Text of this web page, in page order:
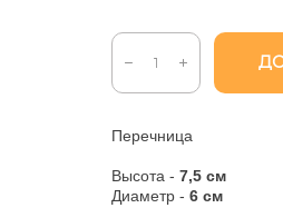
Перечница
Высота -7,5 см
Диаметр -6 см